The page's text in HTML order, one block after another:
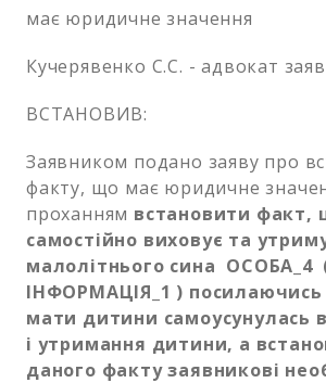
має юридичне значення
Кучерявенко С.С. - адвокат
ВСТАНОВИВ:
Заявником подано заяву про
факту, що має юридичне
проханням встановити факт,
самостійно виховує та
малолітнього сина ОСОБА_4
ІНФОРМАЦІЯ_1 )
мати дитини самоусунулась
і утримання дитини, а
даного факту заявникові